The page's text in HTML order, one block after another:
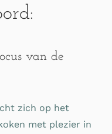
van de
zich op het
met plezier in